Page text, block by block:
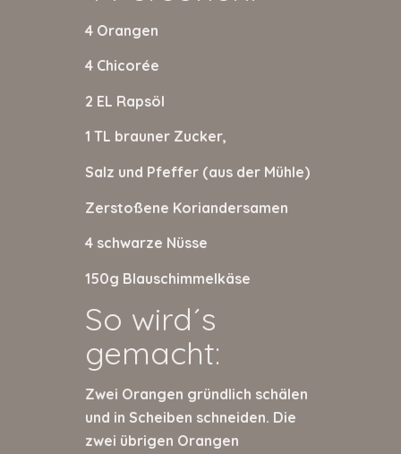
4 Orangen
4 Chicorée
2 EL Rapsöl
1 TL brauner Zucker,
Salz und Pfeffer (aus der Mühle)
Zerstoßene Koriandersamen
4 schwarze Nüsse
150g Blauschimmelkäse
So wird´s
gemacht:
Zwei Orangen gründlich schälen
und in Scheiben schneiden. Die
zwei übrigen Orangen